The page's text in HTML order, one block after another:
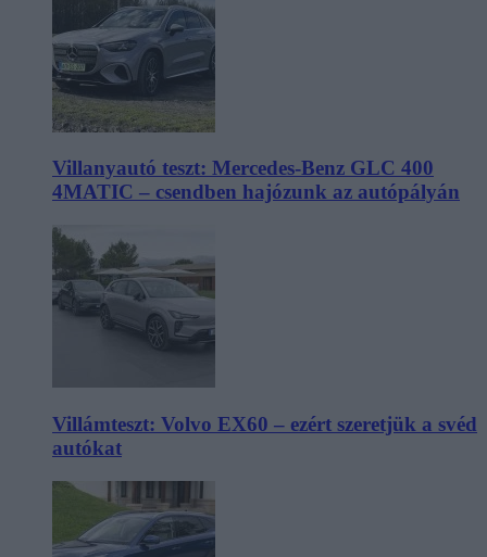
Villanyautó teszt: Mercedes-Benz GLC 400
4MATIC – csendben hajózunk az autópályán
Villámteszt: Volvo EX60 – ezért szeretjük a svéd
autókat